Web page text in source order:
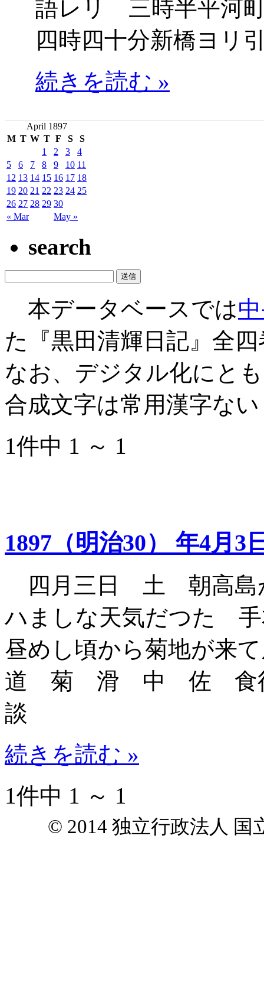
語レリ 三時半平河
四時四十分新橋ヨリ
続きを読む »
April 1897
M T W T F S S
« Mar May »
1 2 3
4
5
6 7 8 9 10 11
12 13 14 15 16 17 18
19 20 21 22 23 24 25
26 27 28 29 30
search
本データベースでは
た『黒田清輝日記』全
なお、デジタル化にと
合成文字は常用漢字な
1件中 1 ～ 1
1897（明治30） 年4月3
四月三日 土 朝高島
ハましな天気だつた
昼めし頃から菊地が来
道 菊 滑 中 佐 食後
談
続きを読む »
1件中 1 ～ 1
© 2014 独立行政法人 国